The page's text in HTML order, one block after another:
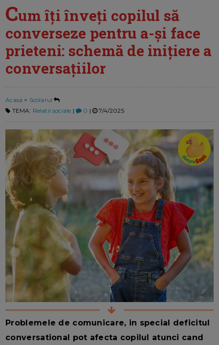
Cum îți înveți copilul să
converseze pentru a-și face
prieteni: schemă de inițiere a
conversațiilor
Acasa > Scolarul
TEMA: Relatii sociale | 0 | 7/4/2025
Problemele de comunicare, in special deficitul
conversational pot afecta copilul atunci cand